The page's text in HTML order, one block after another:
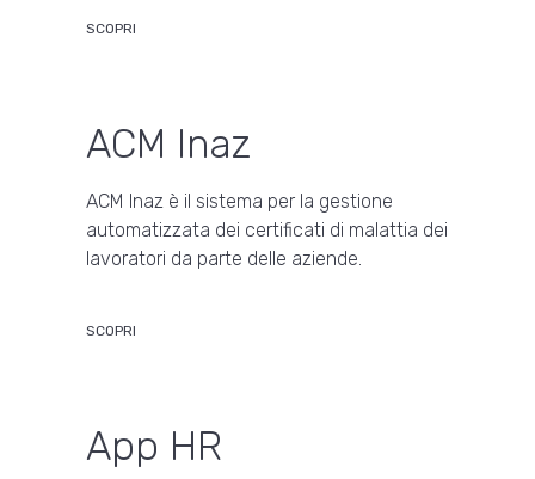
SCOPRI
ACM Inaz
ACM Inaz è il sistema per la gestione
automatizzata dei certificati di malattia dei
lavoratori da parte delle aziende.
SCOPRI
App HR